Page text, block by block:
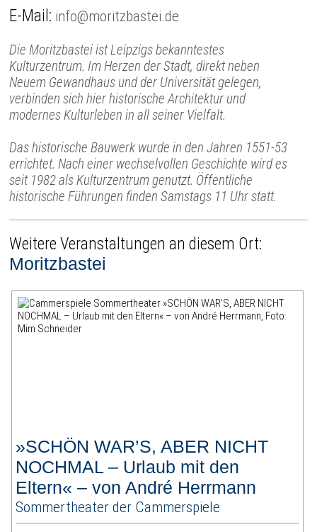
E-Mail: info@moritzbastei.de
Die Moritzbastei ist Leipzigs bekanntestes
Kulturzentrum. Im Herzen der Stadt, direkt neben
Neuem Gewandhaus und der Universität gelegen,
verbinden sich hier historische Architektur und
modernes Kulturleben in all seiner Vielfalt.
Das historische Bauwerk wurde in den Jahren 1551-53
errichtet. Nach einer wechselvollen Geschichte wird es
seit 1982 als Kulturzentrum genutzt. Öffentliche
historische Führungen finden Samstags 11 Uhr statt.
Weitere Veranstaltungen an diesem Ort:
Moritzbastei
»SCHÖN WAR’S, ABER NICHT
NOCHMAL – Urlaub mit den
Eltern« – von André Herrmann
Sommertheater der Cammerspiele